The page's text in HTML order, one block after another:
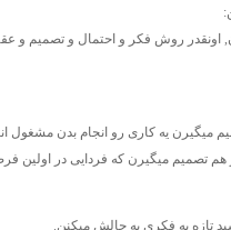
روش فکر و احتمال و تصمیم و
میگیرن یه کاری رو انجام بدن
هم تصمیم میگیرن که فردایی در اولین
تازه یه فکری به حالش میکنن.